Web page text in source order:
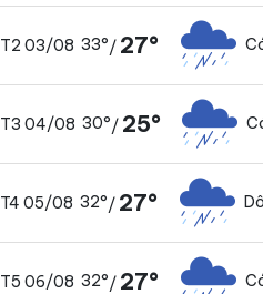
T2 03/08 33°/ 27°
T3 04/08 30°/ 25°
T4 05/08 32°/ 27°
T5 06/08 32°/ 27°